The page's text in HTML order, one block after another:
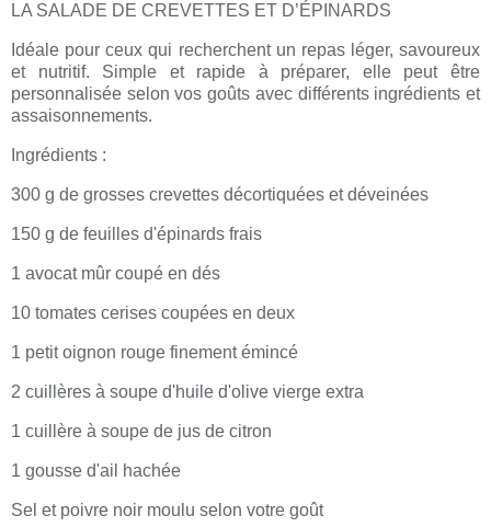
LA SALADE DE CREVETTES ET D’ÉPINARDS
Idéale pour ceux qui recherchent un repas léger, savoureux
et nutritif. Simple et rapide à préparer, elle peut être
personnalisée selon vos goûts avec différents ingrédients et
assaisonnements.
Ingrédients :
300 g de grosses crevettes décortiquées et déveinées
150 g de feuilles d'épinards frais
1 avocat mûr coupé en dés
10 tomates cerises coupées en deux
1 petit oignon rouge finement émincé
2 cuillères à soupe d'huile d'olive vierge extra
1 cuillère à soupe de jus de citron
1 gousse d'ail hachée
Sel et poivre noir moulu selon votre goût